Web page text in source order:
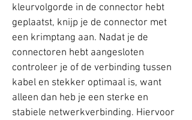
kleurvolgorde in de connector hebt
geplaatst, knijp je de connector met
een krimptang aan. Nadat je de
connectoren hebt aangesloten
controleer je of de verbinding tussen
kabel en stekker optimaal is, want
alleen dan heb je een sterke en
stabiele netwerkverbinding. Hiervoor